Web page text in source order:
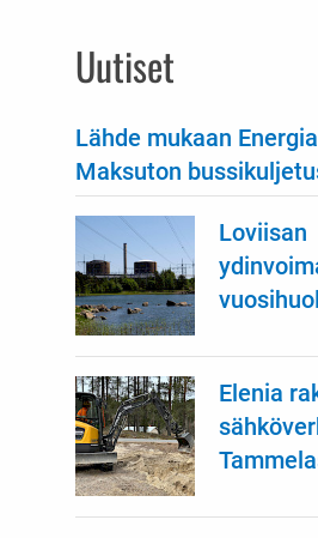
Uutiset
Lähde mukaan
Maksuton
Loviisan
Elenia